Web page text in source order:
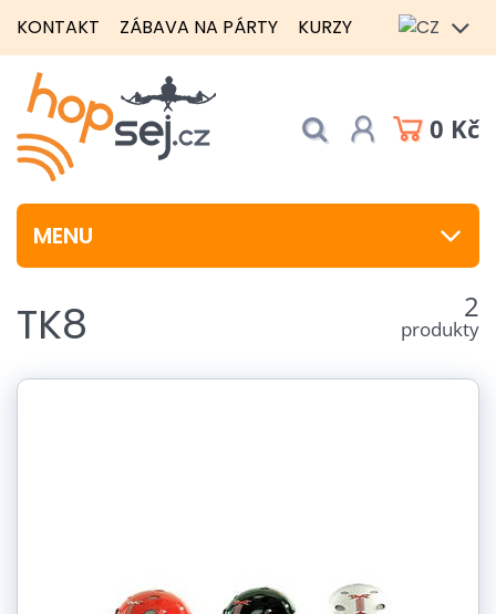
KONTAKT ZÁBAVA NA PÁRTY KURZY
0 Kč
MENU
TK8 2
produkty